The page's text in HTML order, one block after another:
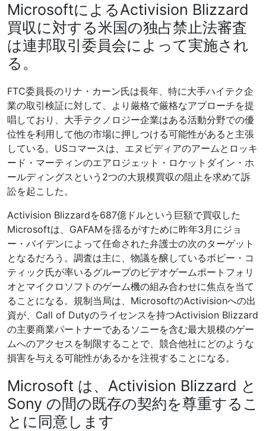
MicrosoftによるActivision Blizzard
買収に対する米国の独占禁止法審査
は連邦取引委員会によって実施され
る。
FTC委員長のリナ・カーン氏は長年、特に大手ハイテク企
業の取引検証に対して、より厳格で厳格なアプローチを提
唱しており、大手テクノロジー企業はある活動分野での優
位性を利用して他の市場に押しつける可能性があると主張
している。USコマースは、エヌビディアのアームとロッキ
ード・マーティンのエアロジェット・ロケットダイン・ホ
ールディングスという2つの大規模買収の阻止を求めて訴
訟を起こした。
Activision Blizzardを687億ドルという巨額で買収した
Microsoftは、GAFAMを揺るがすために昨年3月にジョ
ー・バイデンによって任命された弁護士の次のターゲット
となるだろう。調査は主に、物議を醸しているボビー・コ
ティック氏が率いるグループのビデオゲームポートフォリ
オとマイクロソフトのゲーム機の組み合わせに焦点を当て
ることになる。規制当局は、MicrosoftのActivisionへの出
資が、Call of Dutyのライセンスを持つActivision Blizzard
の主要商業パートナーであるソニーを含む最大規模のゲー
ムへのアクセスを制限することで、競合他社にどのような
損害を与える可能性があるかを注視することになる。
Microsoft は、Activision Blizzard と
Sony の間の既存の契約を尊重するこ
とに同意します